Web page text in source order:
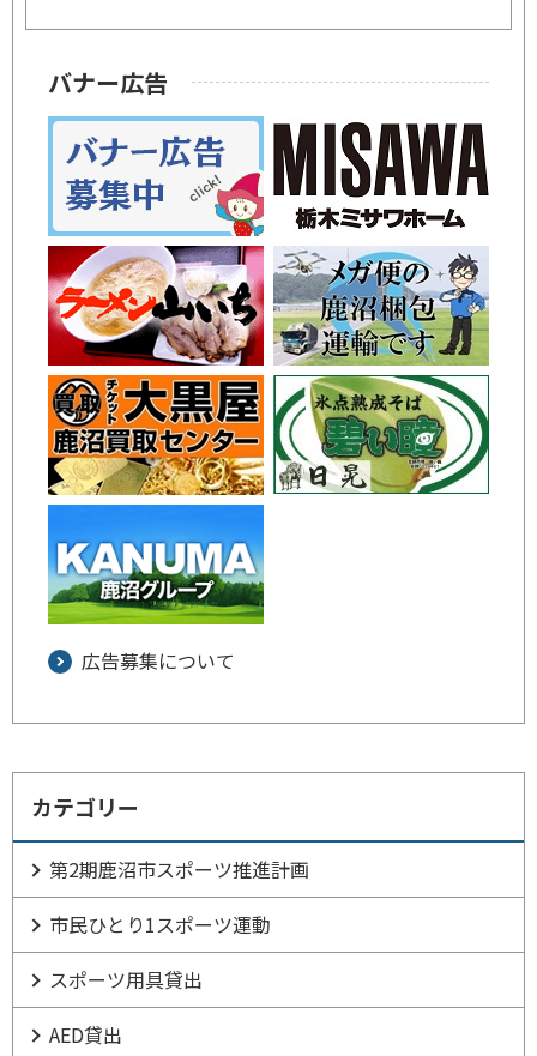
バナー広告
広告募集について
カテゴリー
第2期鹿沼市スポーツ推進計画
市民ひとり1スポーツ運動
スポーツ用具貸出
AED貸出